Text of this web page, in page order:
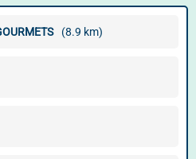
(8.9 km)